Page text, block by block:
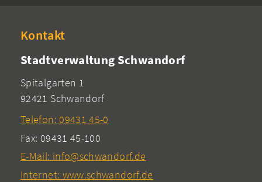
Kontakt
Stadtverwaltung Schwandorf
Spitalgarten 1
92421 Schwandorf
Telefon: 09431 45-0
Fax: 09431 45-100
E-Mail: info@schwandorf.de
Internet: www.schwandorf.de